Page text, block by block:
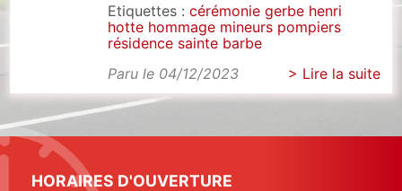
Etiquettes : cérémonie gerbe henri
hotte hommage mineurs pompiers
résidence sainte barbe
Paru le 04/12/2023
> Lire la suite
HORAIRES D'OUVERTURE